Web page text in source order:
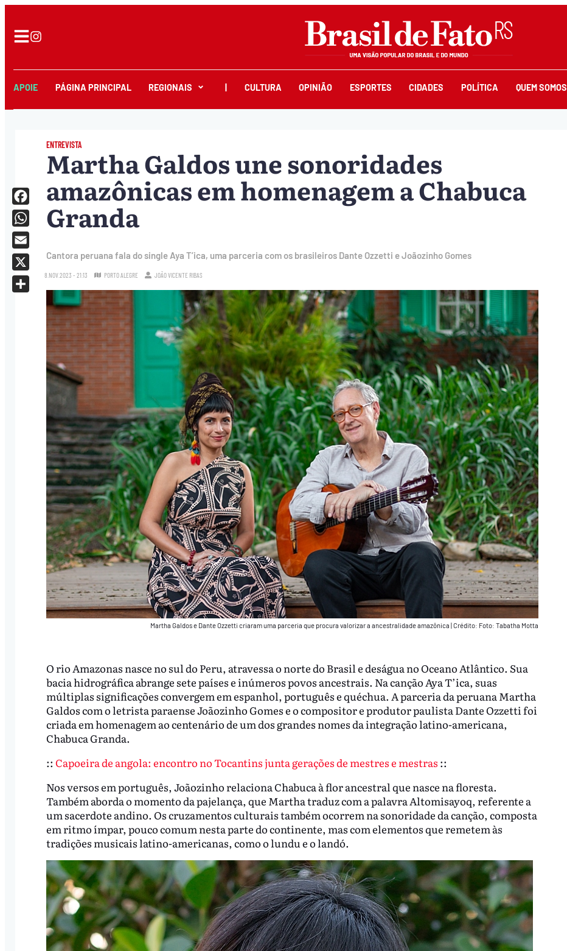
APOIE PÁGINA PRINCIPAL REGIONAIS CULTURA OPINIÃO ESPORTES CIDADES POLÍTICA QUEM SOMOS
ENTREVISTA
Martha Galdos une sonoridades
amazônicas em homenagem a Chabuca
Granda
Cantora peruana fala do single Aya T’ica, uma parceria com os brasileiros Dante Ozzetti e Joãozinho Gomes
8.NOV.2023 - 21:13 PORTO ALEGRE JOÃO VICENTE RIBAS
Martha Galdos e Dante Ozzetti criaram uma parceria que procura valorizar a ancestralidade amazônica |Crédito: Foto: Tabatha Motta
O rio Amazonas nasce no sul do Peru, atravessa o norte do Brasil e deságua no Oceano Atlântico. Sua
bacia hidrográfica abrange sete países e inúmeros povos ancestrais. Na canção Aya T’ica, suas
múltiplas significações convergem em espanhol, português e quéchua. A parceria da peruana Martha
Galdos com o letrista paraense Joãozinho Gomes e o compositor e produtor paulista Dante Ozzetti foi
criada em homenagem ao centenário de um dos grandes nomes da integração latino-americana,
Chabuca Granda.
:: Capoeira de angola: encontro no Tocantins junta gerações de mestres e mestras ::
Nos versos em português, Joãozinho relaciona Chabuca à flor ancestral que nasce na floresta.
Também aborda o momento da pajelança, que Martha traduz com a palavra Altomisayoq, referente a
um sacerdote andino. Os cruzamentos culturais também ocorrem na sonoridade da canção, composta
em ritmo ímpar, pouco comum nesta parte do continente, mas com elementos que remetem às
tradições musicais latino-americanas, como o lundu e o landó.
Facebook
WhatsApp
Email
X